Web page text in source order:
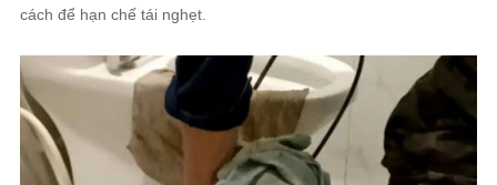
cách để hạn chế tái nghẹt.